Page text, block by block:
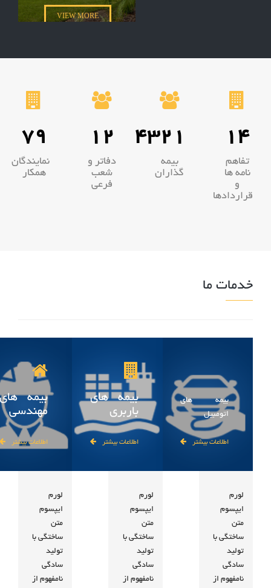
VIEW MORE
79
نمایندگان
همکار
12
دفاتر و
شعب
فرعی
4321
بیمه
گذاران
14
تفاهم
نامه ها
و
قراردادها
خدمات ما
بیمه های
اتومبیل
اطلاعات بیشتر
لورم
ایپسوم
متن
ساختگی با
تولید
سادگی
نامفهوم از
بیمه های
باربری
اطلاعات بیشتر
لورم
ایپسوم
متن
ساختگی با
تولید
سادگی
نامفهوم از
بیمه های
مهندسی
اطلاعات بیشتر
لورم
ایپسوم
متن
ساختگی با
تولید
سادگی
نامفهوم از